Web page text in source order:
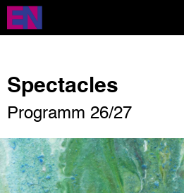
Direkt
zum
Inhalt
Spectacles
Programm 26/27